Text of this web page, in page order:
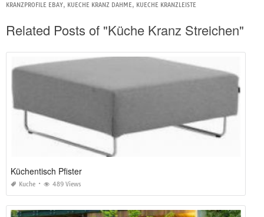
KRANZPROFILE EBAY, KUECHE KRANZ DAHME, KUECHE KRANZLEISTE
Related Posts of "Küche Kranz Streichen"
Küchentisch Pfister
Kuche 489 Views